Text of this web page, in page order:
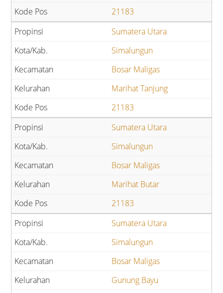
21183
Sumatera Utara
Simalungun
Bosar Maligas
Marihat Tanjung
21183
Sumatera Utara
Simalungun
Bosar Maligas
Marihat Butar
21183
Sumatera Utara
Simalungun
Bosar Maligas
Gunung Bayu